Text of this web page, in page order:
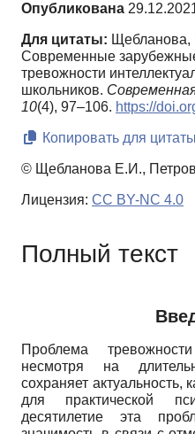
Опубликована
Для цитаты: Щебланова,
Современные
тревожности
школьников.
10(4), 97–106. https://
Копировать для цитаты
© Щебланова Е.И.,
Лицензия: CC BY-NC 4.0
Полный текст
Проблема
несмотря на
сохраняет актуальность,
для практической
десятилетие эта